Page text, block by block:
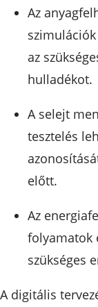
Az
az
hulladékot.
A selejt
tesztelés
előtt.
Az
folyamatok
szükséges
A digitális